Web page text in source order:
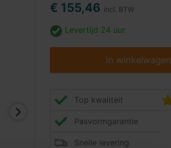
€ 155,46 incl. BTW
Levertijd 24 uur
In winkelwagen
Top kwaliteit
Pasvormgarantie
Snelle levering